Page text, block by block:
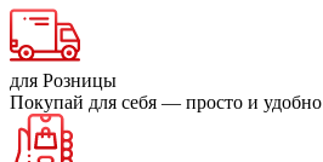
для Розницы
Покупай для себя — просто и удобно